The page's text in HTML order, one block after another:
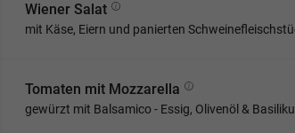
Wiener Salat
mit Käse, Eiern und panierten
Tomaten mit Mozzarella
gewürzt mit Balsamico - Essig, Olivenöl &